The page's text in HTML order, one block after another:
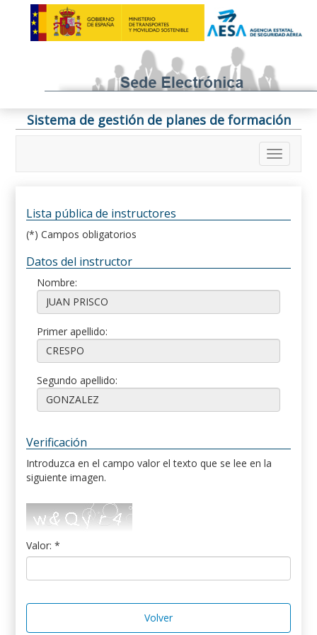
Sistema de gestión de planes de formación
Lista pública de instructores
(*) Campos obligatorios
Datos del instructor
Nombre:
Primer apellido:
Segundo apellido:
Verificación
Introduzca en el campo valor el texto que se lee en la
siguiente imagen.
Valor: *
Volver